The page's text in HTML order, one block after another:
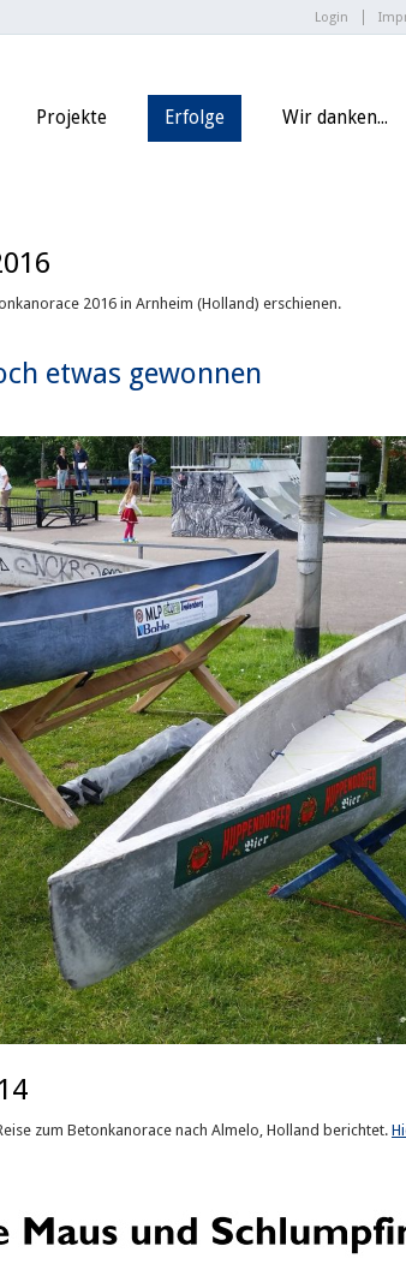
Login
Projekte Erfolge Wir danken...
2016 in Arnheim (Holland) erschienen.
etwas gewonnen
zum Betonkanorace nach Almelo, Holland berichtet.